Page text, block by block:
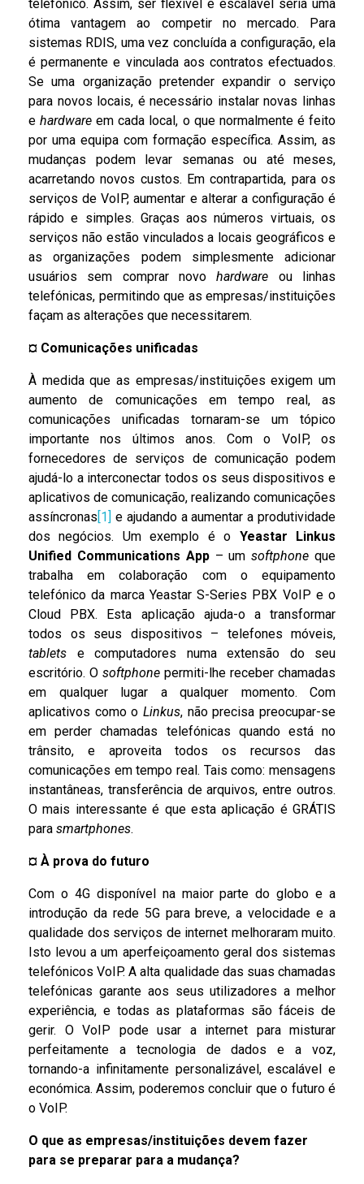
telefónico. Assim, ser flexível e escalável seria uma
ótima vantagem ao competir no mercado. Para
sistemas RDIS, uma vez concluída a configuração, ela
é permanente e vinculada aos contratos efectuados.
Se uma organização pretender expandir o serviço
para novos locais, é necessário instalar novas linhas
ehardware em cada local, o que normalmente é feito
por uma equipa com formação específica. Assim, as
mudanças podem levar semanas ou até meses,
acarretando novos custos. Em contrapartida, para os
serviços de VoIP, aumentar e alterar a configuração é
rápido e simples. Graças aos números virtuais, os
serviços não estão vinculados a locais geográficos e
as organizações podem simplesmente adicionar
usuários sem comprar novohardware ou linhas
telefónicas, permitindo que as empresas/instituições
façam as alterações que necessitarem.
¤ Comunicações unificadas
À medida que as empresas/instituições exigem um
aumento de comunicações em tempo real, as
comunicações unificadas tornaram-se um tópico
importante nos últimos anos. Com o VoIP, os
fornecedores de serviços de comunicação podem
ajudá-lo a interconectar todos os seus dispositivos e
aplicativos de comunicação, realizando comunicações
assíncronas [1]
e ajudando a aumentar a produtividade
dos negócios. Um exemplo é o Yeastar Linkus
Unified Communications App– umsoftphoneque
trabalha em colaboração com o equipamento
telefónico da marca Yeastar S-Series PBX VoIP e o
Cloud PBX. Esta aplicação ajuda-o a transformar
todos os seus dispositivos – telefones móveis,
tablets e computadores numa extensão do seu
escritório. O softphone permiti-lhe receber chamadas
em qualquer lugar a qualquer momento. Com
aplicativos como o Linkus, não precisa preocupar-se
em perder chamadas telefónicas quando está no
trânsito, e aproveita todos os recursos das
comunicações em tempo real. Tais como: mensagens
instantâneas, transferência de arquivos, entre outros.
O mais interessante é que esta aplicação é GRÁTIS
para smartphones.
¤ À prova do futuro
Com o 4G disponível na maior parte do globo e a
introdução da rede 5G para breve, a velocidade e a
qualidade dos serviços de internet melhoraram muito.
Isto levou a um aperfeiçoamento geral dos sistemas
telefónicos VoIP. A alta qualidade das suas chamadas
telefónicas garante aos seus utilizadores a melhor
experiência, e todas as plataformas são fáceis de
gerir. O VoIP pode usar a internet para misturar
perfeitamente a tecnologia de dados e a voz,
tornando-a infinitamente personalizável, escalável e
económica. Assim, poderemos concluir que o futuro é
o VoIP.
O que as empresas/instituições devem fazer
para se preparar para a mudança?